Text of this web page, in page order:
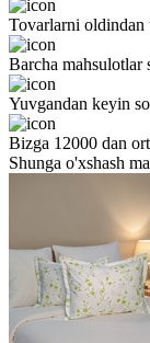
Tovarlarni
Barcha mahsulotlar
Yuvgandan keyin
Bizga 12000 dan
Shunga o'xshash